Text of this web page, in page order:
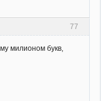
77
милионом букв,